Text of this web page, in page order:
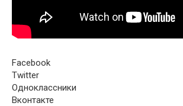
Facebook
Twitter
Одноклассники
Вконтакте